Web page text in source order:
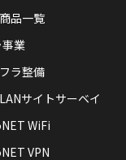
品一覧
業
ラ整備
サイトサーベイ
WiFi
VPN